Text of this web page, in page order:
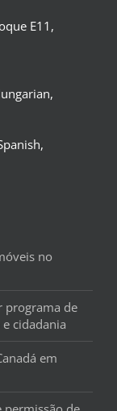
E11,
no
programa de
cidadania
em